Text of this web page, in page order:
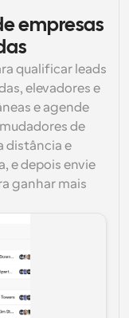
empresas
qualificar leads
elevadores e
e agende
de
distância e
e depois envie
ganhar mais